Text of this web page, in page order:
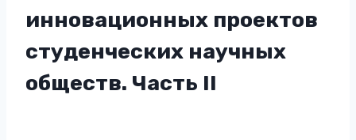
инновационных проектов
студенческих научных
обществ. Часть II